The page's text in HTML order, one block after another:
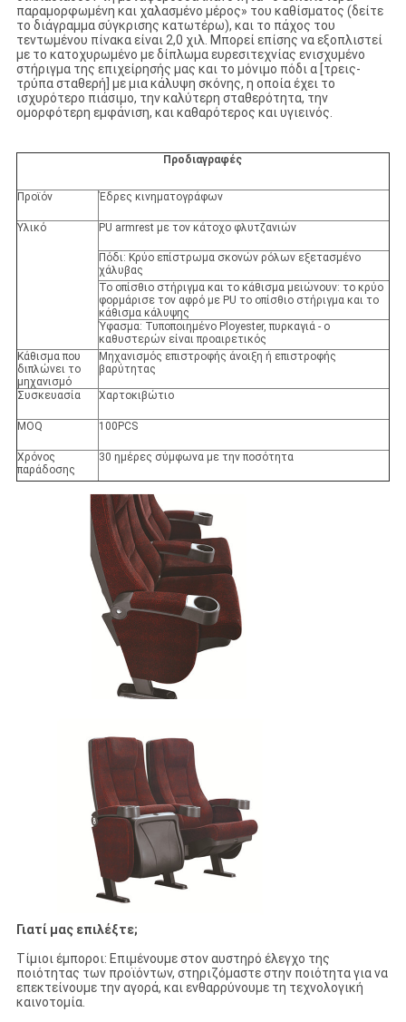
παραμορφωμένη και χαλασμένο μέρος» του καθίσματος (δείτε
το διάγραμμα σύγκρισης κατωτέρω), και το πάχος του
τεντωμένου πίνακα είναι 2,0 χιλ. Μπορεί επίσης να εξοπλιστεί
με το κατοχυρωμένο με δίπλωμα ευρεσιτεχνίας ενισχυμένο
στήριγμα της επιχείρησής μας και το μόνιμο πόδι α [τρεις-
τρύπα σταθερή] με μια κάλυψη σκόνης, η οποία έχει το
ισχυρότερο πιάσιμο, την καλύτερη σταθερότητα, την
ομορφότερη εμφάνιση, και καθαρότερος και υγιεινός.
Προδιαγραφές
Προϊόν Έδρες κινηματογράφων
Υλικό PU armrest με τον κάτοχο φλυτζανιών
Πόδι: Κρύο επίστρωμα σκονών ρόλων εξετασμένο
χάλυβας
Το οπίσθιο στήριγμα και το κάθισμα μειώνουν: το κρύο
φορμάρισε τον αφρό με PU το οπίσθιο στήριγμα και το
κάθισμα κάλυψης
Ύφασμα: Τυποποιημένο Ployester, πυρκαγιά - ο
καθυστερών είναι προαιρετικός
Κάθισμα που
διπλώνει το
μηχανισμό
Μηχανισμός επιστροφής άνοιξη ή επιστροφής
βαρύτητας
Συσκευασία Χαρτοκιβώτιο
MOQ 100PCS
Χρόνος
παράδοσης
30 ημέρες σύμφωνα με την ποσότητα
Γιατί μας επιλέξτε;
Τίμιοι έμποροι: Επιμένουμε στον αυστηρό έλεγχο της
ποιότητας των προϊόντων, στηριζόμαστε στην ποιότητα για να
επεκτείνουμε την αγορά, και ενθαρρύνουμε τη τεχνολογική
καινοτομία.